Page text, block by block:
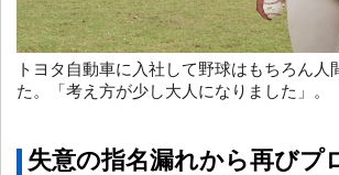
トヨタ自動車に入社して野球はもちろん人
た。「考え方が少し大人になりました」。
失意の指名漏れから再びプ